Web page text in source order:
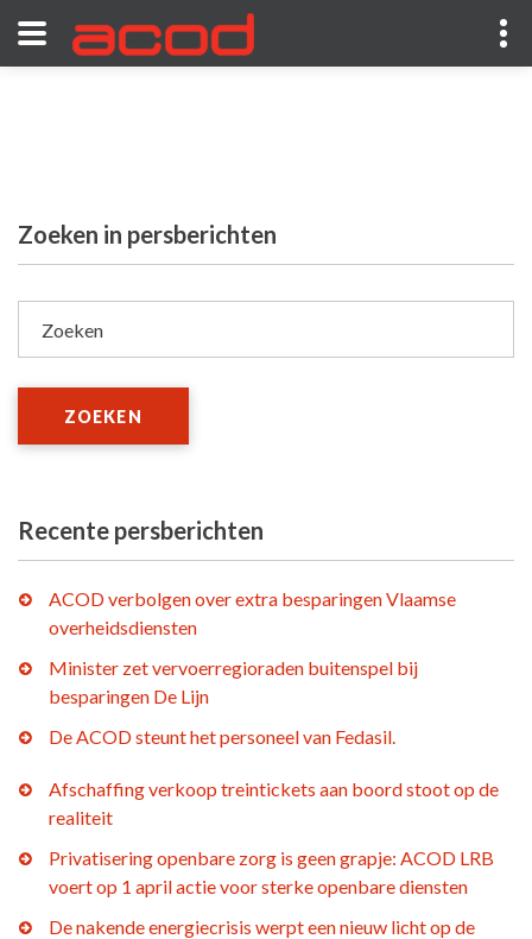
Zoeken in persberichten
Zoeken
ZOEKEN
Recente persberichten
ACOD verbolgen over extra besparingen Vlaamse
overheidsdiensten
Minister zet vervoerregioraden buitenspel bij
besparingen De Lijn
De ACOD steunt het personeel van Fedasil.
Afschaffing verkoop treintickets aan boord stoot op de
realiteit
Privatisering openbare zorg is geen grapje: ACOD LRB
voert op 1 april actie voor sterke openbare diensten
De nakende energiecrisis werpt een nieuw licht op de